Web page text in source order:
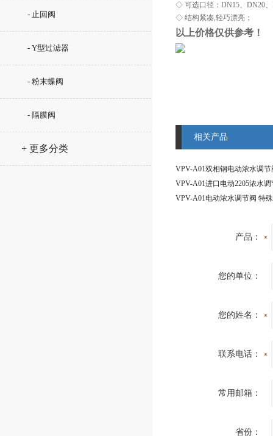
- 止回阀
- Y型过滤器
- 粉末蝶阀
- 隔膜阀
+ 更多分类
◇ 可选口径：DN15、DN20
◇ 结构紧凑,轻巧漂亮；
以上价格仅供参考！
相关产品
产品：
您的单位：
您的姓名：
联系电话：
常用邮箱：
省份：